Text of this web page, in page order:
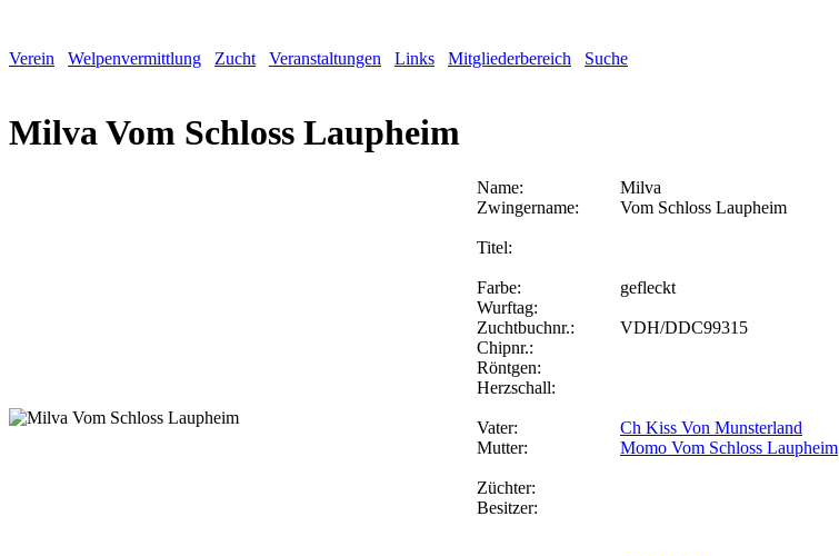
Verein Welpenvermittlung Zucht Veranstaltungen Links Mitgliederbereich Suche
Milva Vom Schloss Laupheim
Name:
Milva
Zwingername:
Vom Schloss Laupheim
Titel:
Farbe:
gefleckt
Wurftag:
Zuchtbuchnr.:
VDH/DDC99315
Chipnr.:
Röntgen:
Herzschall:
Vater:
Ch Kiss Von Munsterland
Mutter:
Momo Vom Schloss Laupheim
Züchter:
Besitzer: